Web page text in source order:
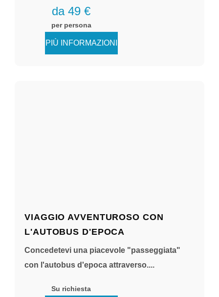
da 49 €
per persona
PIÙ INFORMAZIONI
VIAGGIO AVVENTUROSO CON
L'AUTOBUS D'EPOCA
Concedetevi una piacevole "passeggiata"
con l'autobus d'epoca attraverso....
Su richiesta